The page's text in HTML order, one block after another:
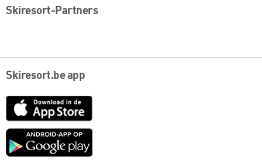
Skiresort-Partners
Skiresort.be app
App
Google